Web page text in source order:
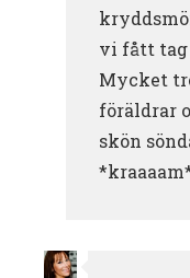
vi fått tag
Mycket
föräldrar
skön